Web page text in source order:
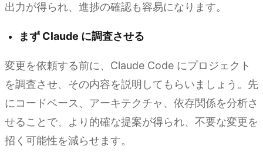
出力が得られ、進捗の確認も容易になります。
まず Claude に調査させる
変更を依頼する前に、Claude Code にプロジェクト
を調査させ、その内容を説明してもらいましょう。先
にコードベース、アーキテクチャ、依存関係を分析さ
せることで、より的確な提案が得られ、不要な変更を
招く可能性を減らせます。